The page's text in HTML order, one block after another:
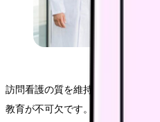
訪問看護の質を維持しながら効率
教育が不可欠です。